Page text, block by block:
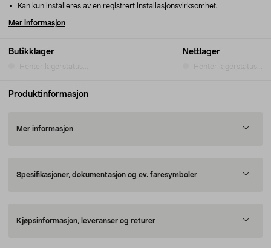
Butikklager
Henter lagerstatus...
Nettlager
Henter lagerstatus...
Kan kun installeres av en registrert installasjonsvirksomhet.
Mer informasjon
Produktinformasjon
Mer informasjon
Spesifikasjoner, dokumentasjon og ev. faresymboler
Kjøpsinformasjon, leveranser og returer